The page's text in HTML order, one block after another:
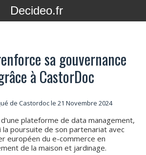
Decideo.fr
sa gouvernance
à CastorDoc
de Castordoc le 21 Novembre 2024
plateforme de data management,
la poursuite de son partenariat avec
européen du e-commerce en
de la maison et jardinage.